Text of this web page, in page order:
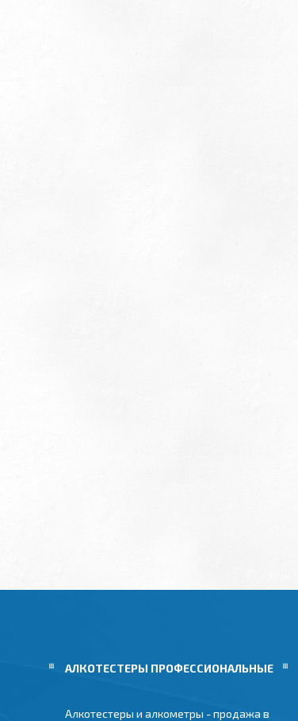
АЛКОТЕСТЕРЫ ПРОФЕССИОНАЛЬНЫЕ
Алкотестеры и алкометры - продажа в